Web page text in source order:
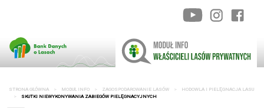
STRONA GŁÓWNA MODUŁ INFO ZAGOSPODAROWANIE LASÓW
HODOWLA I PIELĘGNACJA LASU
SKUTKI NIEWYKONYWANIA ZABIEGÓW PIELĘGNACYJNYCH